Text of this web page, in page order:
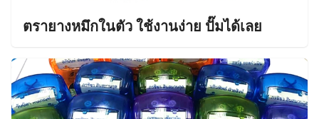
ตรายางหมึกในตัว ใช้งานง่าย ปั๊มได้เลย